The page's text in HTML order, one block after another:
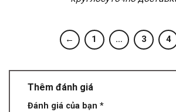
← 1 … 3 4
Thêm đánh giá
Đánh giá của bạn *